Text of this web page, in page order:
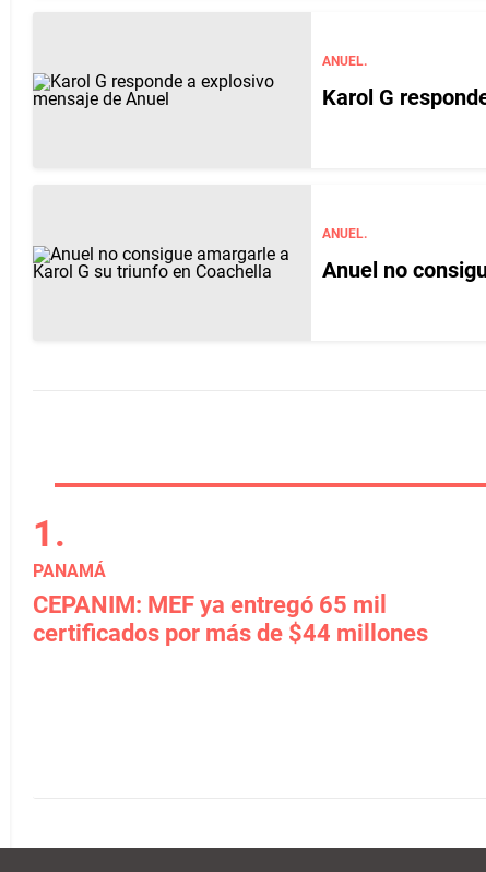
ANUEL.
Karol G
ANUEL.
Anuel no
PANAMÁ
CEPANIM: MEF ya entregó 65 mil
certificados por más de $44 millones